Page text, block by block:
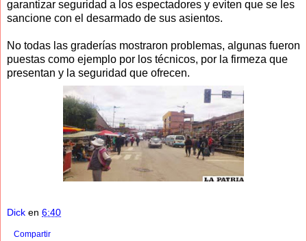
garantizar seguridad a los espectadores y eviten que se les
sancione con el desarmado de sus asientos.
No todas las graderías mostraron problemas, algunas fueron
puestas como ejemplo por los técnicos, por la firmeza que
presentan y la seguridad que ofrecen.
Dick en 6:40
Compartir